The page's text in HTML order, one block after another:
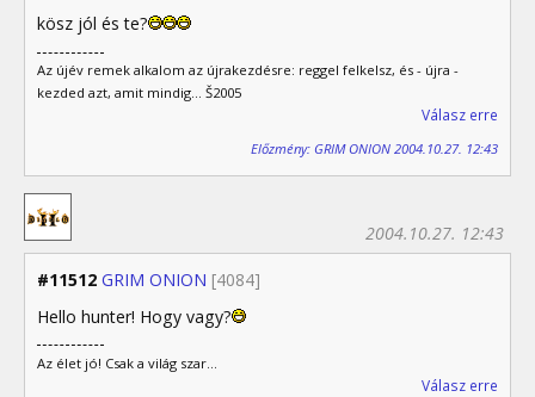
kösz jól és te?
Az újév remek alkalom az újrakezdésre: reggel felkelsz, és - újra -
kezded azt, amit mindig... Š2005
Válasz erre
Előzmény: GRIM ONION 2004.10.27. 12:43
#11512 GRIM ONION [4084]
2004.10.27. 12:43
Hello hunter! Hogy vagy?
Az élet jó! Csak a világ szar...
Válasz erre